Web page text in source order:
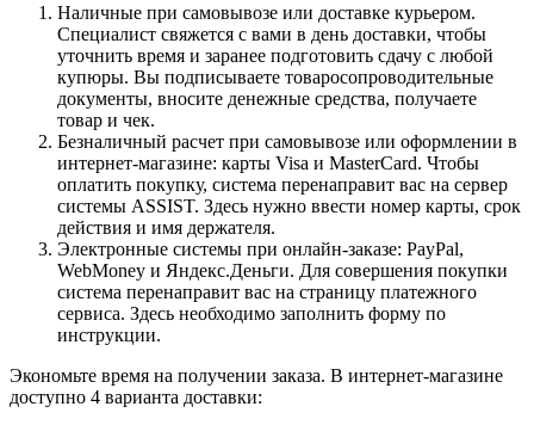
Наличные при самовывозе или доставке курьером.
Специалист свяжется с вами в день доставки, чтобы
уточнить время и заранее подготовить сдачу с любой
купюры. Вы подписываете товаросопроводительные
документы, вносите денежные средства, получаете
товар и чек.
Безналичный расчет при самовывозе или оформлении в
интернет-магазине: карты Visa и MasterCard. Чтобы
оплатить покупку, система перенаправит вас на сервер
системы ASSIST. Здесь нужно ввести номер карты, срок
действия и имя держателя.
Электронные системы при онлайн-заказе: PayPal,
WebMoney и Яндекс.Деньги. Для совершения покупки
система перенаправит вас на страницу платежного
сервиса. Здесь необходимо заполнить форму по
инструкции.
Экономьте время на получении заказа. В интернет-магазине
доступно 4 варианта доставки: